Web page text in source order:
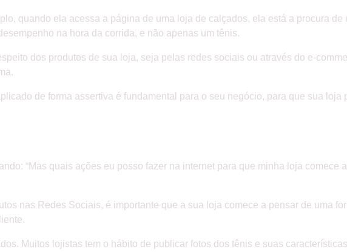
quando ela acessa a página de uma loja de calçados, ela está a procura de
na hora da corrida, e não apenas um tênis.
dos produtos de sua loja, seja pelas redes sociais ou através do e-
de forma assertiva é fundamental para o seu negócio, para que sua loja
“Mas quais ações eu posso fazer na internet para que minha loja comece
nas Redes Sociais, é importante que a sua loja comece a pensar de uma
Muitos lojistas tem o hábito de publicar fotos dos tênis e suas